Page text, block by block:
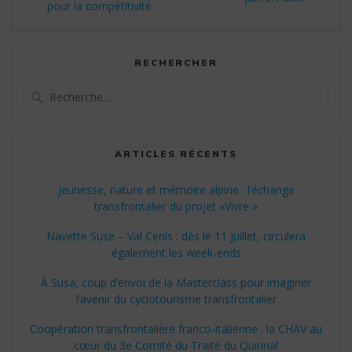
l’article
pour la compétitivité
RECHERCHER
ARTICLES RÉCENTS
Jeunesse, nature et mémoire alpine : l’échange
transfrontalier du projet «Vivre »
Navette Suse – Val Cenis : dès le 11 juillet, circulera
également les week-ends
À Susa, coup d’envoi de la Masterclass pour imaginer
l’avenir du cyclotourisme transfrontalier
Coopération transfrontalière franco-italienne : la CHAV au
cœur du 3e Comité du Traité du Quirinal